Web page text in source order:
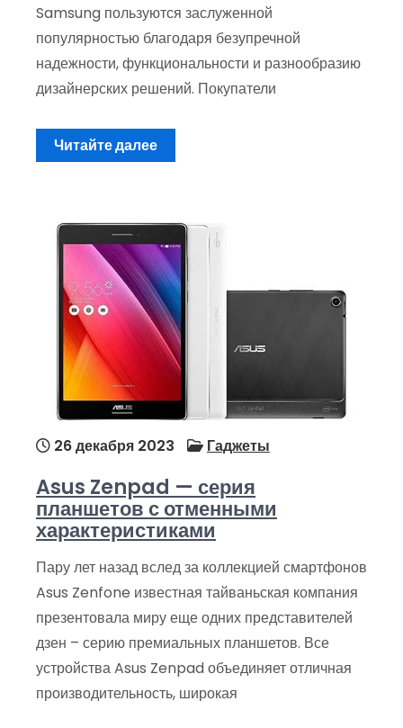
Samsung пользуются заслуженной
популярностью благодаря безупречной
надежности, функциональности и разнообразию
дизайнерских решений. Покупатели
Читайте далее
26 декабря 2023 Гаджеты
Asus Zenpad — серия
планшетов с отменными
характеристиками
Пару лет назад вслед за коллекцией смартфонов
Asus Zenfone известная тайваньская компания
презентовала миру еще одних представителей
дзен – серию премиальных планшетов. Все
устройства Asus Zenpad объединяет отличная
производительность, широкая